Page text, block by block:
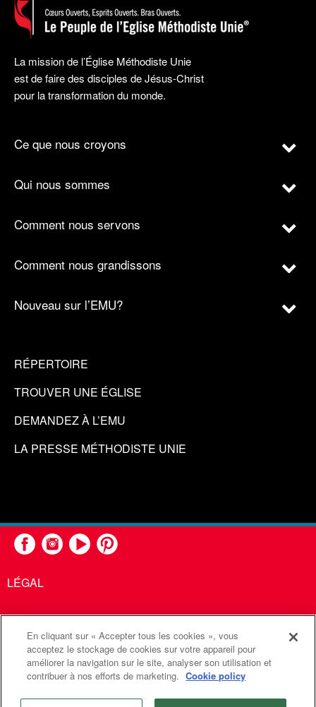
La mission de l’Église Méthodiste Unie
est de faire des disciples de Jésus-Christ
pour la transformation du monde.
Ce que nous croyons
Qui nous sommes
Comment nous servons
Comment nous grandissons
Nouveau sur l’EMU?
RÉPERTOIRE
TROUVER UNE ÉGLISE
DEMANDEZ À L’EMU
LA PRESSE MÉTHODISTE UNIE
LÉGAL
United Methodist Communications est une agence de l'Église
Méthodiste Unie
Communications Méthodistes Unies. Tous droits
réservés
En cliquant sur « Accepter tous les cookies », vous
acceptez le stockage de cookies sur votre appareil pour
améliorer la navigation sur le site, analyser son utilisation et
contribuer à nos efforts de marketing. Cookie policy